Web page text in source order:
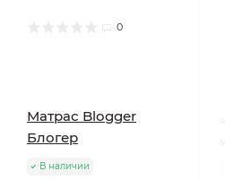
0
Матрас Blogger
Блогер
В наличии